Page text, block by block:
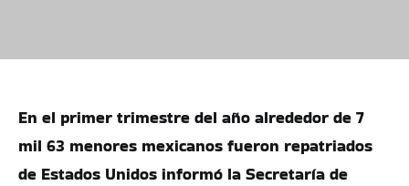
En el primer trimestre del año alrededor de 7
mil 63 menores mexicanos fueron repatriados
de Estados Unidos informó la Secretaría de